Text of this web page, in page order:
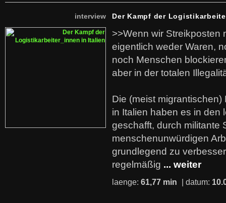
interview Der Kampf der
>>Wenn wir Streikposten
eigentlich weder Waren,
noch Menschen
aber in der totalen
Die (meist
in Italien haben es in den
geschafft, durch militante
menschenunwürdigen
grundlegend zu
regelmäßig ... weiter
laenge: 61,77 min | datum: